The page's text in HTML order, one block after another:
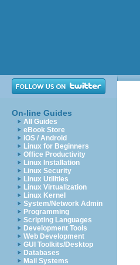
On-line Guides
All Guides
eBook Store
iOS / Android
Linux for Beginners
Office Productivity
Linux Installation
Linux Security
Linux Utilities
Linux Virtualization
Linux Kernel
System/Network Admin
Programming
Scripting Languages
Development Tools
Web Development
GUI Toolkits/Desktop
Databases
Mail Systems